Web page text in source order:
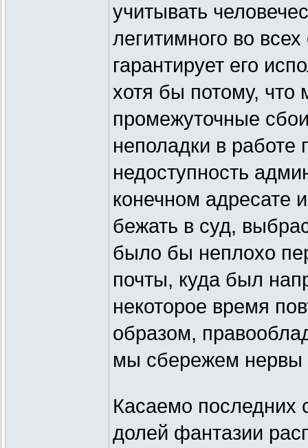
учитывать
легитимного во
гарантирует его
хотя бы потому, что
промежуточные
неполадки в работе
недоступность
конечном адресате
бежать в суд,
было бы неплохо
почты, куда был
некоторое время
образом,
мы сбережем нервы
Касаемо последних
долей фантазии